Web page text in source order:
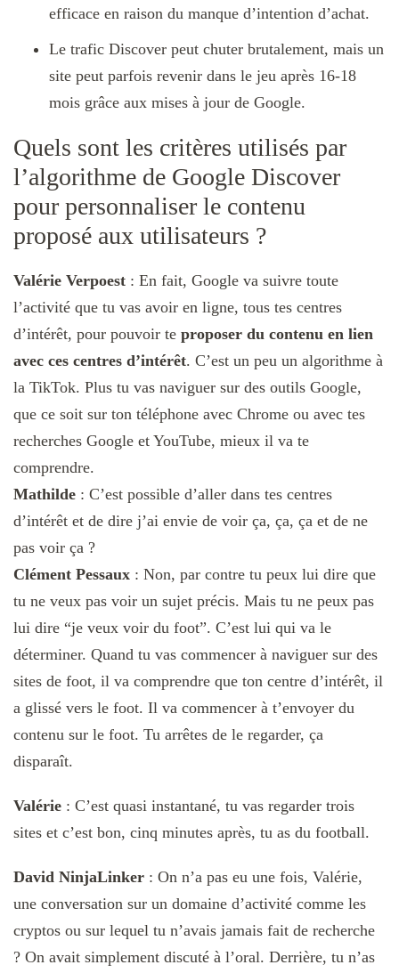
efficace en raison du manque d’intention d’achat.
Le trafic Discover peut chuter brutalement, mais un
site peut parfois revenir dans le jeu après 16-18
mois grâce aux mises à jour de Google.
Quels sont les critères utilisés par
l’algorithme de Google Discover
pour personnaliser le contenu
proposé aux utilisateurs ?
Valérie Verpoest : En fait, Google va suivre toute
l’activité que tu vas avoir en ligne, tous tes centres
d’intérêt, pour pouvoir te proposer du contenu en lien
avec ces centres d’intérêt. C’est un peu un algorithme à
la TikTok. Plus tu vas naviguer sur des outils Google,
que ce soit sur ton téléphone avec Chrome ou avec tes
recherches Google et YouTube, mieux il va te
comprendre.
Mathilde : C’est possible d’aller dans tes centres
d’intérêt et de dire j’ai envie de voir ça, ça, ça et de ne
pas voir ça ?
Clément Pessaux : Non, par contre tu peux lui dire que
tu ne veux pas voir un sujet précis. Mais tu ne peux pas
lui dire “je veux voir du foot”. C’est lui qui va le
déterminer. Quand tu vas commencer à naviguer sur des
sites de foot, il va comprendre que ton centre d’intérêt, il
a glissé vers le foot. Il va commencer à t’envoyer du
contenu sur le foot. Tu arrêtes de le regarder, ça
disparaît.
Valérie : C’est quasi instantané, tu vas regarder trois
sites et c’est bon, cinq minutes après, tu as du football.
David NinjaLinker : On n’a pas eu une fois, Valérie,
une conversation sur un domaine d’activité comme les
cryptos ou sur lequel tu n’avais jamais fait de recherche
? On avait simplement discuté à l’oral. Derrière, tu n’as